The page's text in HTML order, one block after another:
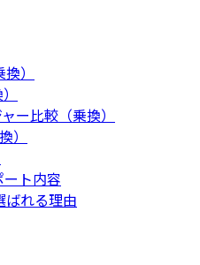
）
ー比較（乗換）
）
ート内容
ばれる理由